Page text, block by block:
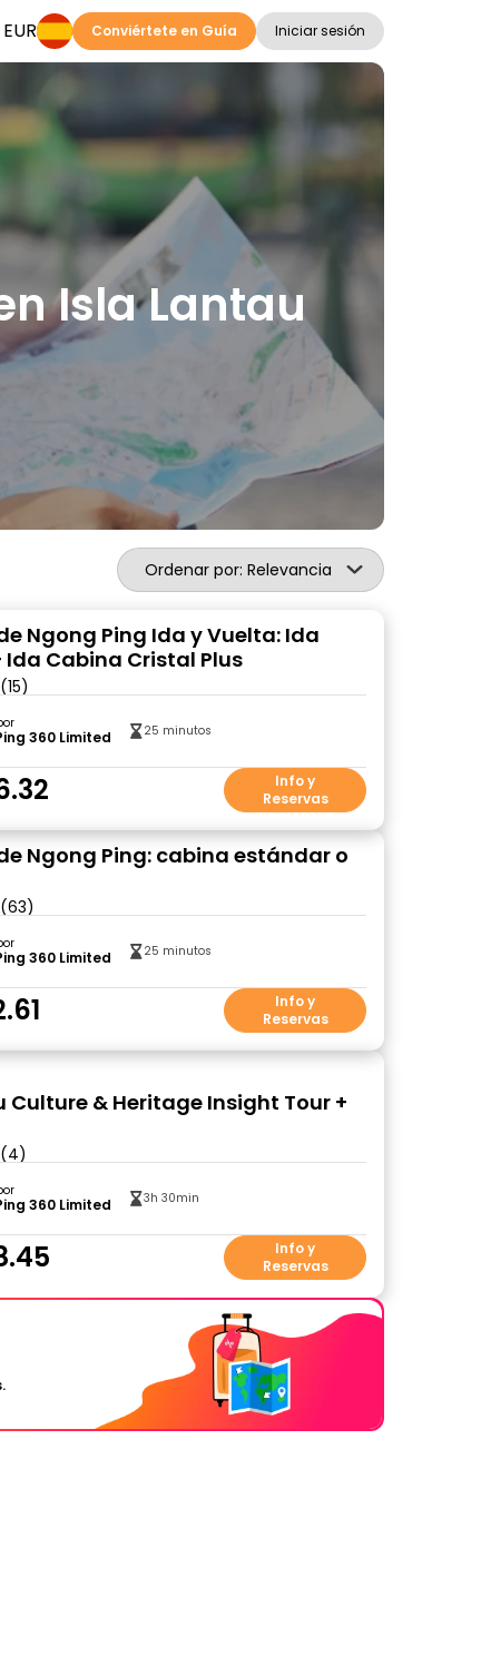
EUR Conviértete en Guía Iniciar sesión
Isla Lantau
Ordenar por: Relevancia
Ngong Ping Ida y Vuelta: Ida
Ida Cabina Cristal Plus
(15)
360 Limited 25 minutos
Info y
Reservas
Ngong Ping: cabina estándar o
(63)
360 Limited 25 minutos
Info y
Reservas
Culture & Heritage Insight Tour +
(4)
360 Limited 3h 30min
Info y
Reservas